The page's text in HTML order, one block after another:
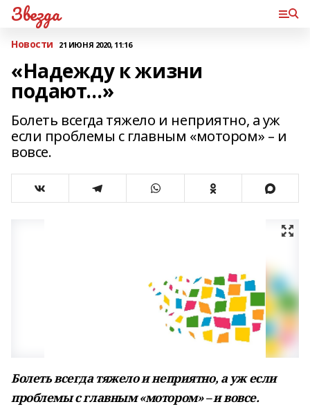
Звезда
Новости 21 ИЮНЯ 2020, 11:16
«Надежду к жизни
подают…»
Болеть всегда тяжело и неприятно, а уж
если проблемы с главным «мотором» – и
вовсе.
Болеть всегда тяжело и неприятно, а уж если
проблемы с главным «мотором» – и вовсе.